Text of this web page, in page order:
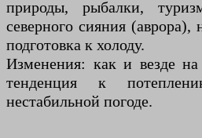
природы, рыбалки,
северного сияния (аврора),
подготовка к холоду.
Изменения: как и везде на
тенденция к
нестабильной погоде.